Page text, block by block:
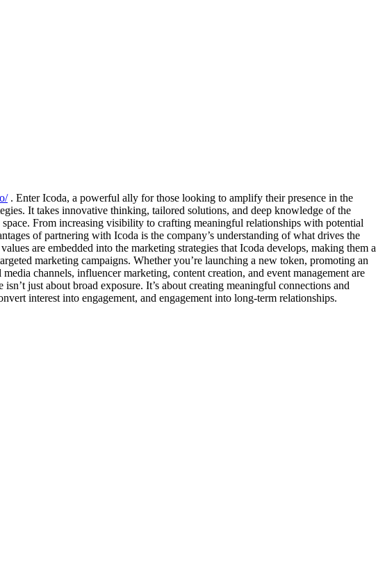
. Enter Icoda, a powerful ally for those looking to amplify their presence in the
It takes innovative thinking, tailored solutions, and deep knowledge of the
From increasing visibility to crafting meaningful relationships with potential
of partnering with Icoda is the company’s understanding of what drives the
are embedded into the marketing strategies that Icoda develops, making them a
marketing campaigns. Whether you’re launching a new token, promoting an
channels, influencer marketing, content creation, and event management are
just about broad exposure. It’s about creating meaningful connections and
interest into engagement, and engagement into long-term relationships.